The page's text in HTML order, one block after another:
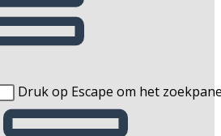
Druk op Escape om het